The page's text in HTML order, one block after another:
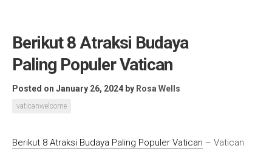
Berikut 8 Atraksi Budaya
Paling Populer Vatican
Posted on January 26, 2024 by Rosa Wells
vaticanwelcome
Berikut 8 Atraksi Budaya Paling Populer Vatican – Vatican